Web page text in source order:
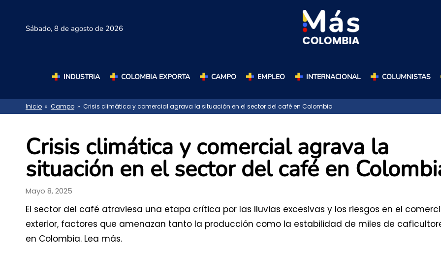
Sábado, 8 de agosto de 2026
INDUSTRIA COLOMBIA EXPORTA CAMPO EMPLEO INTERNACIONAL COLUMNISTAS
Inicio » Campo » Crisis climática y comercial agrava la situación en el sector del café en Colombia
Crisis climática y comercial agrava la
situación en el sector del café en
Mayo 8, 2025
El sector del café atraviesa una etapa crítica por las lluvias excesivas y los riesgos en el
exterior, factores que amenazan tanto la producción como la estabilidad de miles de
en Colombia. Lea más.